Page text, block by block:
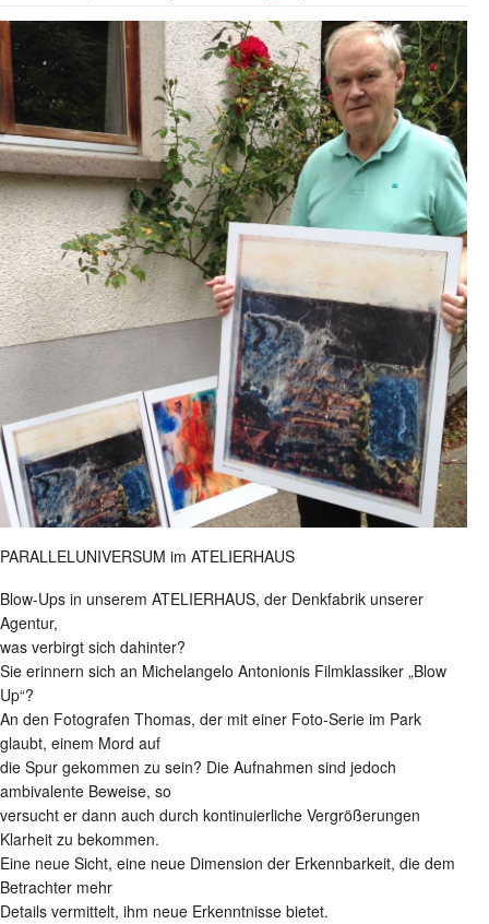
PARALLELUNIVERSUM im ATELIERHAUS
Blow-Ups in unserem ATELIERHAUS, der Denkfabrik unserer
Agentur,
was verbirgt sich dahinter?
Sie erinnern sich an Michelangelo Antonionis Filmklassiker „Blow
Up“?
An den Fotografen Thomas, der mit einer Foto-Serie im Park
glaubt, einem Mord auf
die Spur gekommen zu sein? Die Aufnahmen sind jedoch
ambivalente Beweise, so
versucht er dann auch durch kontinuierliche Vergrößerungen
Klarheit zu bekommen.
Eine neue Sicht, eine neue Dimension der Erkennbarkeit, die dem
Betrachter mehr
Details vermittelt, ihm neue Erkenntnisse bietet.